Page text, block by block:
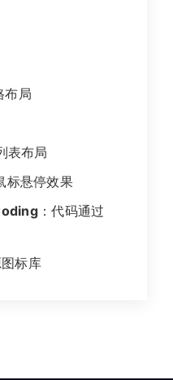
布局
表布局
标悬停效果
：代码通过
图标库